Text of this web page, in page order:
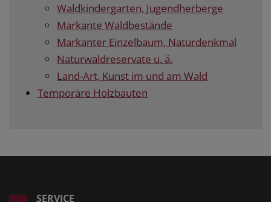
Waldkindergarten, Jugendherberge
Markante Waldbestände
Markanter Einzelbaum, Naturdenkmal
Naturwaldreservate u. ä.
Land-Art, Kunst im und am Wald
Temporäre Holzbauten
SERVICE